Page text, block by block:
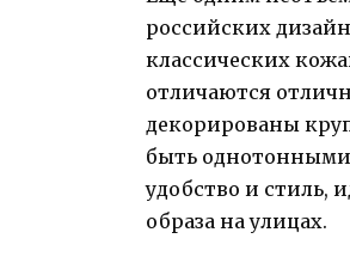
российских
классических
отличаются
декорированы
быть
удобство и стиль,
образа на улицах.